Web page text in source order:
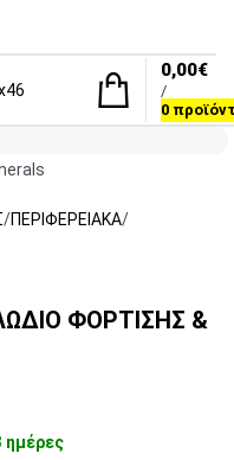
0
/
0,00€
ΠΕΡΙΦΕΡΕΙΑΚΑ
ΦΟΡΤΙΣΗΣ &
ημέρες